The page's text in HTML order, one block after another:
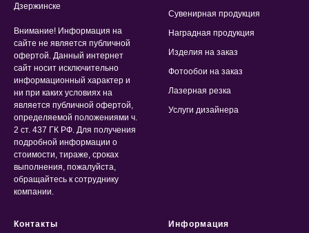
Дзержинске
Внимание! Информация на
сайте не является публичной
офертой. Данный интернет
сайт носит исключительно
информационный характер и
ни при каких условиях на
является публичной офертой,
определяемой положениями ч.
2 ст. 437 ГК РФ. Для получения
подробной информации о
стоимости, тираже, сроках
выполнения, пожалуйста,
обращайтесь к сотруднику
компании.
Сувенирная продукция
Наградная продукция
Изделия на заказ
Фотообои на заказ
Лазерная резка
Услуги дизайнера
Контакты Информация